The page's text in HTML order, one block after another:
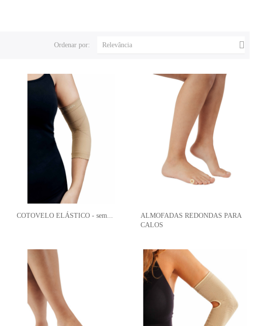
Ordenar por: Relevância 
COTOVELO ELÁSTICO - sem...
ALMOFADAS REDONDAS PARA
CALOS